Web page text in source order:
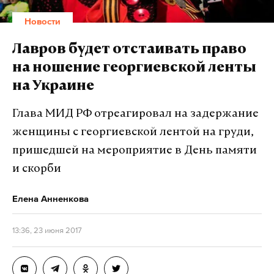
которая зарегистрирована на Сейшельских
островах. Именно при ее поручительстве «Банк
Москвы» выдал компаниям бизнесмена три займа
на общую сумму более 230 миллионов долларов.
Чтобы раскрыть информацию о движениях
средств по счетам компании, юристы банка
обратились в суд Республики Кипр. Иск был
удовлетворен, что позволило обнаружить
торговый центр в Лас-Вегасе.
контроль ресторан «Прага», торговый центр «АСТ»,
Новости
Лавров будет отстаивать право
на ношение георгиевской ленты
на Украине
Глава МИД РФ отреагировал на задержание
женщины с георгиевской лентой на груди,
пришедшей на мероприятие в День памяти
и скорби
Елена Анненкова
13:36, 23 июня 2017